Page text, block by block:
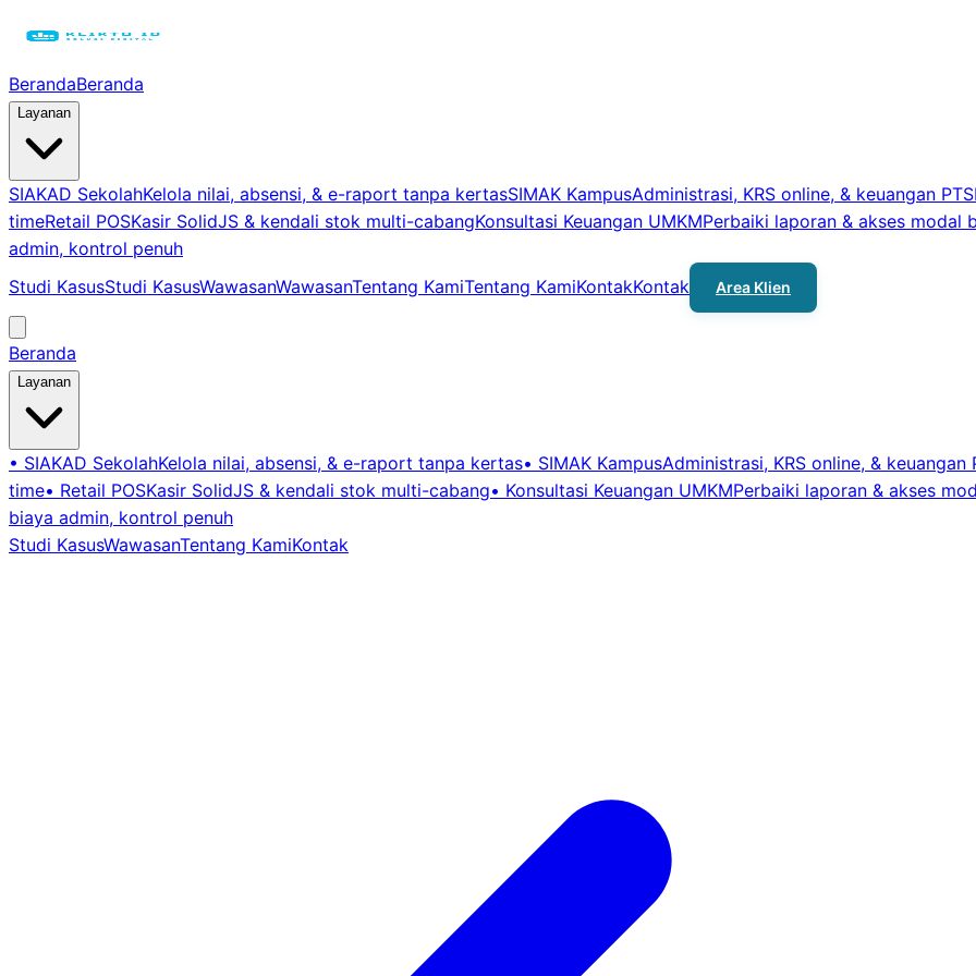
BerandaBeranda
Layanan
SIAKAD SekolahKelola nilai, absensi, & e-raport tanpa kertasSIMAK KampusAdministrasi, KRS online, & keuangan PT
timeRetail POSKasir SolidJS & kendali stok multi-cabangKonsultasi Keuangan UMKMPerbaiki laporan & akses modal
admin, kontrol penuh
Studi KasusStudi KasusWawasanWawasanTentang KamiTentang KamiKontakKontak Area Klien
Beranda
Layanan
• SIAKAD SekolahKelola nilai, absensi, & e-raport tanpa kertas• SIMAK KampusAdministrasi, KRS online, & keuangan
time• Retail POSKasir SolidJS & kendali stok multi-cabang• Konsultasi Keuangan UMKMPerbaiki laporan & akses
biaya admin, kontrol penuh
Studi KasusWawasanTentang KamiKontak